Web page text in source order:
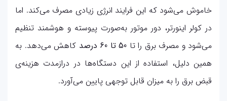
خاموش می‌شود که این فرایند انرژی زیادی مصرف می‌کند. اما
در کولر اینورتر، دور موتور به‌صورت پیوسته و هوشمند تنظیم
می‌شود و مصرف برق را تا 50 تا 60 درصد
کاهش می‌دهد. به
همین دلیل، استفاده از این دستگاه‌ها در درازمدت هزینه‌ی
قبض برق را به میزان قابل توجهی پایین می‌آورد.